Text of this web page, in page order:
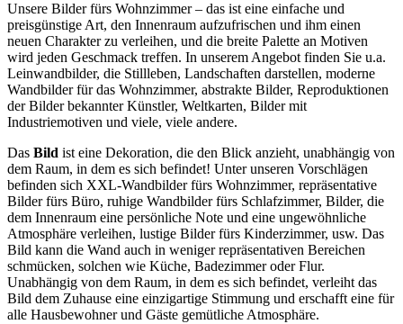
Unsere Bilder fürs Wohnzimmer – das ist eine einfache und
preisgünstige Art, den Innenraum aufzufrischen und ihm einen
neuen Charakter zu verleihen, und die breite Palette an Motiven
wird jeden Geschmack treffen. In unserem Angebot finden Sie u.a.
Leinwandbilder, die Stillleben, Landschaften darstellen, moderne
Wandbilder für das Wohnzimmer, abstrakte Bilder, Reproduktionen
der Bilder bekannter Künstler, Weltkarten, Bilder mit
Industriemotiven und viele, viele andere.
Das Bild ist eine Dekoration, die den Blick anzieht, unabhängig von
dem Raum, in dem es sich befindet! Unter unseren Vorschlägen
befinden sich XXL-Wandbilder fürs Wohnzimmer, repräsentative
Bilder fürs Büro, ruhige Wandbilder fürs Schlafzimmer, Bilder, die
dem Innenraum eine persönliche Note und eine ungewöhnliche
Atmosphäre verleihen, lustige Bilder fürs Kinderzimmer, usw. Das
Bild kann die Wand auch in weniger repräsentativen Bereichen
schmücken, solchen wie Küche, Badezimmer oder Flur.
Unabhängig von dem Raum, in dem es sich befindet, verleiht das
Bild dem Zuhause eine einzigartige Stimmung und erschafft eine für
alle Hausbewohner und Gäste gemütliche Atmosphäre.